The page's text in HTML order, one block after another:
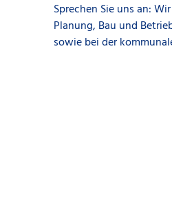
Sprechen Sie uns an:
Planung, Bau und
sowie bei der